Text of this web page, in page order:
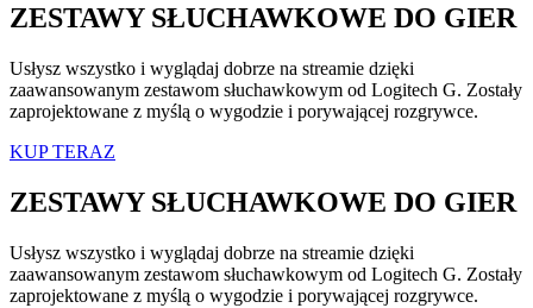
ZESTAWY SŁUCHAWKOWE DO GIER
Usłysz wszystko i wyglądaj dobrze na streamie dzięki
zaawansowanym zestawom słuchawkowym od Logitech G. Zostały
zaprojektowane z myślą o wygodzie i porywającej rozgrywce.
KUP TERAZ
ZESTAWY SŁUCHAWKOWE DO GIER
Usłysz wszystko i wyglądaj dobrze na streamie dzięki
zaawansowanym zestawom słuchawkowym od Logitech G. Zostały
zaprojektowane z myślą o wygodzie i porywającej rozgrywce.